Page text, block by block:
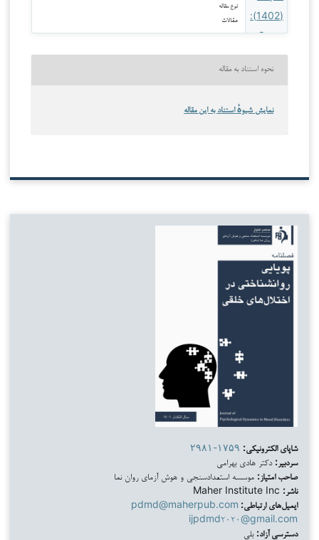
نوع مقاله
مقالات
نحوه استناد به مقاله
نمایش شیوهٔ استناد به این مقاله
شاپای الکترونیکی: ۲۹۸۱-۱۷۵۹
سردبیر: دکتر هادی بهرامی
صاحب امتیاز: موسسه استعدادسنجی و هوش آزمای روان نما
ناشر:
ایمیل‌های ارتباطی: pdmd@maherpub.com
ijpdmd۲۰۲۰@gmail.com
دسترسی آزاد: بلی